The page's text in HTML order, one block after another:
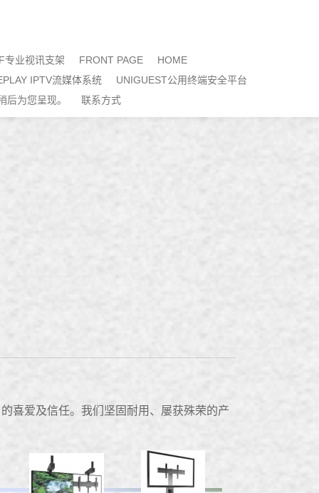
专业视讯支架 FRONT PAGE
HOME
IPTV流媒体系统
UNIGUEST公用终端安全平台
后为您呈现。
联系方式
喜爱及信任。我们坚固耐用、屡获殊荣的产